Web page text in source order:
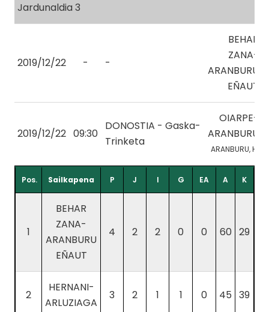
Jardunaldia 3
2019/12/22 - -
BEHAR
ZANA-
ARANBURU
EÑAUT
2019/12/22 09:30
DONOSTIA - Gaska-
Trinketa
OIARPE-
ARANBURU
ARANBURU, H.
Pos. Sailkapena P J I G EA A K
1
BEHAR
ZANA-
ARANBURU
EÑAUT
4 2 2 0 0 60 29
2
HERNANI-
ARLUZIAGA
3 2 1 1 0 45 39